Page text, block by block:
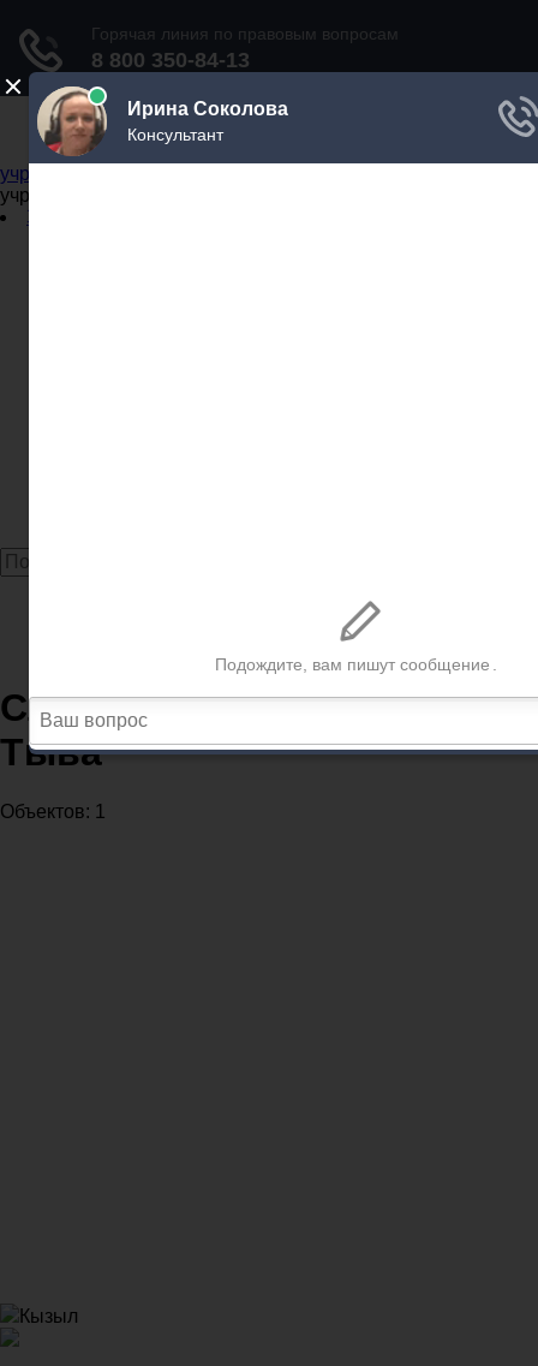
Не официальный справочник государственных
учреждений
учреждений
Задать вопрос юристу
Служба труда Республика
Тыва
Объектов: 1
Кызыл